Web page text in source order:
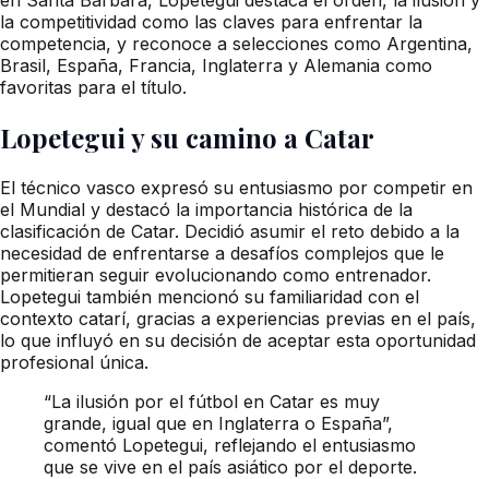
la competitividad como las claves para enfrentar la
competencia, y reconoce a selecciones como Argentina,
Brasil, España, Francia, Inglaterra y Alemania como
favoritas para el título.
Lopetegui y su camino a Catar
El técnico vasco expresó su entusiasmo por competir en
el Mundial y destacó la importancia histórica de la
clasificación de Catar. Decidió asumir el reto debido a la
necesidad de enfrentarse a desafíos complejos que le
permitieran seguir evolucionando como entrenador.
Lopetegui también mencionó su familiaridad con el
contexto catarí, gracias a experiencias previas en el país,
lo que influyó en su decisión de aceptar esta oportunidad
profesional única.
“La ilusión por el fútbol en Catar es muy
grande, igual que en Inglaterra o España”,
comentó Lopetegui, reflejando el entusiasmo
que se vive en el país asiático por el deporte.